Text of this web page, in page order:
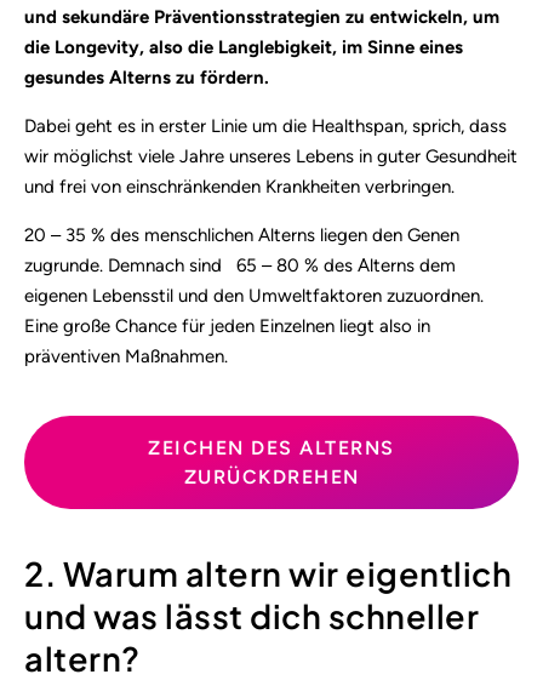
und sekundäre Präventionsstrategien zu entwickeln, um
die Longevity, also die Langlebigkeit, im Sinne eines
gesundes Alterns zu fördern.
Dabei geht es in erster Linie um die Healthspan, sprich, dass
wir möglichst viele Jahre unseres Lebens in guter Gesundheit
und frei von einschränkenden Krankheiten verbringen.
20 – 35 % des menschlichen Alterns liegen den Genen
zugrunde. Demnach sind 65 – 80 % des Alterns dem
eigenen Lebensstil und den Umweltfaktoren zuzuordnen.
Eine große Chance für jeden Einzelnen liegt also in
präventiven Maßnahmen.
ZEICHEN DES ALTERNS
ZURÜCKDREHEN
2. Warum altern wir eigentlich
und was lässt dich schneller
altern?